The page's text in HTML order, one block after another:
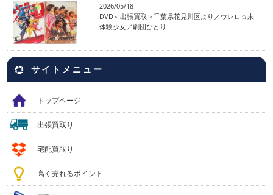
2026/05/18
DVD＜出張買取＞千葉県花見川区より／ウレロ☆未
体験少女／劇団ひとり
サイトメニュー
トップページ
出張買取り
宅配買取り
高く売れるポイント